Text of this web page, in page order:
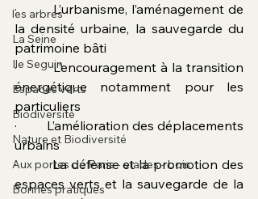
les arbres
La Seine
Ile Seguin
Espaces verts
Biodiversité
Nature et Biodiversité
Aux portes de Paris - stades - bois
Bonnes pratiques
·         L’urbanisme, l’aménagement de
la densité urbaine, la sauvegarde du
patrimoine bâti
·         L’encouragement à la transition
énergétique notamment pour les
particuliers
·         L’amélioration des déplacements
urbains
·         La défense et la promotion des
espaces verts et la sauvegarde de la